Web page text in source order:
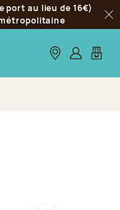
port au lieu de 16€)
Nos boutiques
S’identifier
Mon